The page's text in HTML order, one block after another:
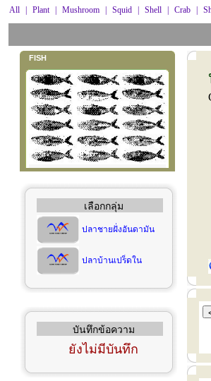
All Plant Mushroom Squid Shell Crab
FISH
เลือกกลุ่ม
ปลาชายฝั่งอันดามัน
ปลาบ้านเปร็ดใน
บันทึกข้อความ
ยังไม่มีบันทึก